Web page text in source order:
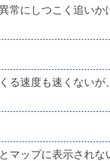
常にしつこく追い
る速度も速くない
マップに表示されな